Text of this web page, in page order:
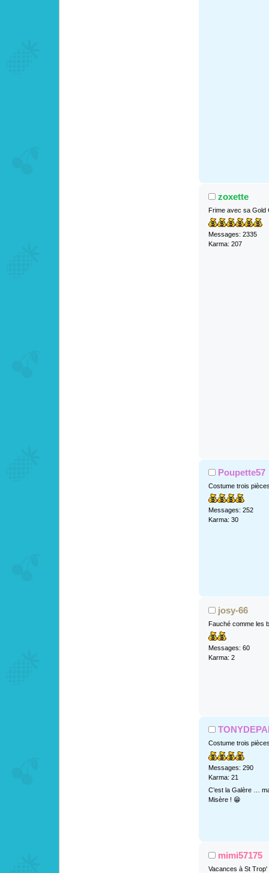
zoxette
Frime avec sa Gold
Messages: 2335
Karma: 207
Poupette57
Costume trois
Messages: 252
Karma: 30
josy-66
Fauché comme les
Messages: 60
Karma: 2
Costume trois
Messages: 290
Karma: 21
C’est la Galère …
Misère ! 😁
mimi57175
Vacances à St Trop'